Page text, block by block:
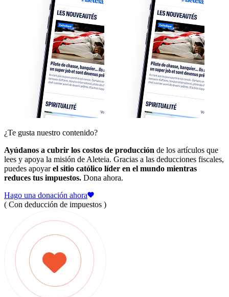
¿Te gusta nuestro contenido?
Ayúdanos a cubrir los costos de producción de los artículos que
lees y apoya la misión de Aleteia. Gracias a las deducciones fiscales,
puedes apoyarel sitio católico líder en el mundo mientras
reduces tus impuestos. Dona ahora.
Hago una donación ahora
( Con deducción de impuestos )